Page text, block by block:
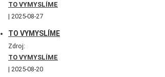
TO VYMYSLÍME
2025-08-27
TO VYMYSLÍME
Zdroj:
TO VYMYSLÍME
2025-08-20